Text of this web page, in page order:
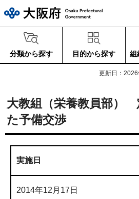
分類から探す 目的から探す 組
更新日：2026
大教組（栄養教員部）
た予備交渉
実施日
2014年12月17日